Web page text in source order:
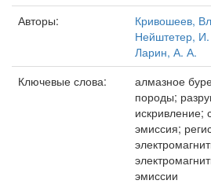
Авторы:
Кривошеев,
Нейштетер,
Ларин, А. А.
Ключевые слова:
алмазное
породы;
искривление;
эмиссия;
эмиссии